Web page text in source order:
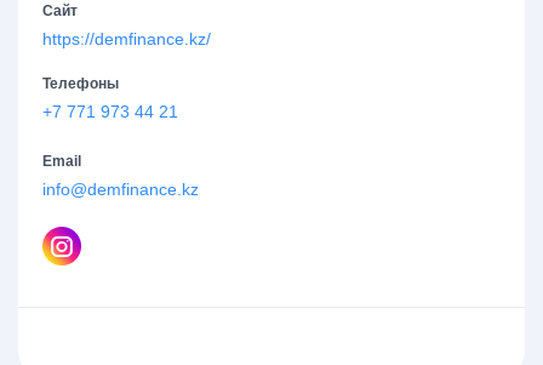
Сайт
https://demfinance.kz/
Телефоны
+7 771 973 44 21
Email
info@demfinance.kz